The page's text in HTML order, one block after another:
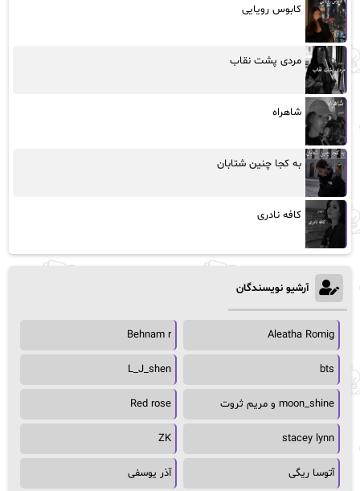
کابوس رویایی
مردی پشت نقاب
شاهراه
به کجا چنین شتابان
کافه نادری
آرشیو نویسندگان
Aleatha Romig
Behnam r
bts
L_J_shen
moon_shine و مریم ثروت Red rose
stacey lynn
ZK
آتوسا ریگی آذر یوسفی